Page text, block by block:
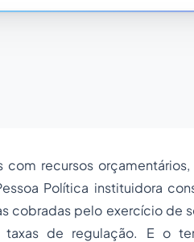
com recursos
Política instituidora
cobradas pelo exercício de
taxas de regulação. E o